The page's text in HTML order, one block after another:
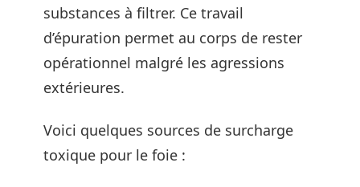
substances à filtrer. Ce travail
d’épuration permet au corps de rester
opérationnel malgré les agressions
extérieures.
Voici quelques sources de surcharge
toxique pour le foie :